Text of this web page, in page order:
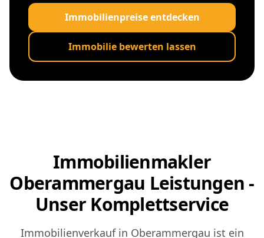
Immobilienpreise entdecken
Immobilie bewerten lassen
Immobilienmakler
Oberammergau Leistungen -
Unser Komplettservice
Immobilienverkauf in Oberammergau ist ein